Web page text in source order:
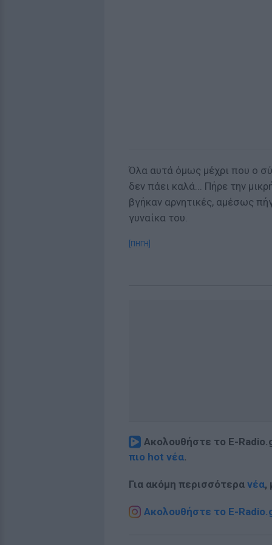
Όλα αυτά όμως μέχρι που ο
δεν πάει καλά... Πήρε την
βγήκαν αρνητικές, αμέσως
γυναίκα του.
[ΠΗΓΗ]
Ακολουθήστε το E-
πιο hot νέα.
Για ακόμη περισσότερα νέα,
Ακολουθήστε το E-